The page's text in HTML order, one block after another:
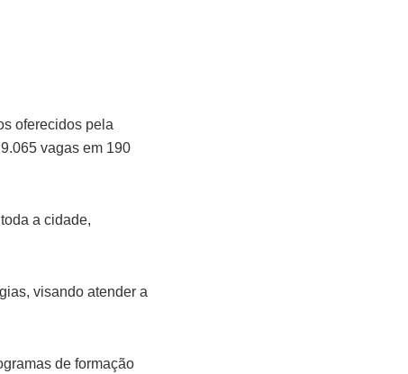
oferecidos pela
vagas em 190
a cidade,
visando atender a
de formação